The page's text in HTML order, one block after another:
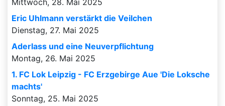
Mittwoch, 28. Mai 2025
Eric Uhlmann verstärkt die Veilchen
Dienstag, 27. Mai 2025
Aderlass und eine Neuverpflichtung
Montag, 26. Mai 2025
1. FC Lok Leipzig - FC Erzgebirge Aue 'Die Loksche
machts'
Sonntag, 25. Mai 2025